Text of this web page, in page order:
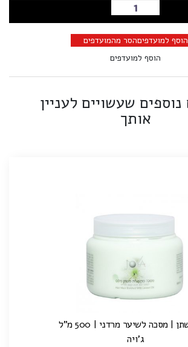
הוספה לסל
הוסף למועדפיםהסר מהמועדפים
הוסף למועדפים
שעשויים לעניין
אותך
| מסכה לשיער מרדני | 500 מ"ל
ג'ויה